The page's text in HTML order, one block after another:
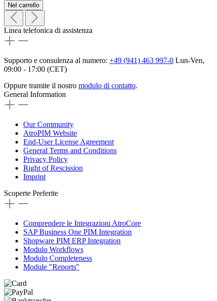
Nel carrello
Linea telefonica di assistenza
Supporto e consulenza al numero: +49 (941) 463 997-0 Lun-Ven,
09:00 - 17:00 (CET)
Oppure tramite il nostro modulo di contatto.
General Information
Our Community
AtroPIM Website
End-User License Agreement
General Terms and Conditions
Privacy Policy
Right of Rescission
Imprint
Scoperte Preferite
Comprendere le Integrazioni AtroCore
SAP Business One PIM Integration
Shopware PIM ERP Integration
Modulo Workflows
Modulo Completeness
Module "Reports"